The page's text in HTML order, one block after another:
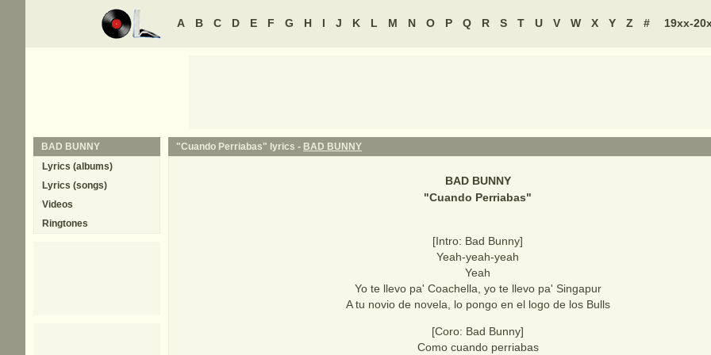
A B C D E F G H I J K L M N O P Q R S T U V W X Y Z # 19xx-
"Cuando Perriabas" lyrics - BAD BUNNY
BAD BUNNY
"Cuando Perriabas"
[Intro: Bad Bunny]
Yeah-yeah-yeah
Yeah
Yo te llevo pa' Coachella, yo te llevo pa' Singapur
A tu novio de novela, lo pongo en el logo de los Bulls
[Coro: Bad Bunny]
Como cuando perriabas
BAD BUNNY
Lyrics (albums)
Lyrics (songs)
Videos
Ringtones